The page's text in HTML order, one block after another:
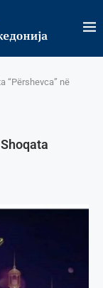
“Përshevca” në